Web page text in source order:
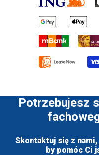
Potrzebujesz
Skontaktuj się z
by pomóc Ci